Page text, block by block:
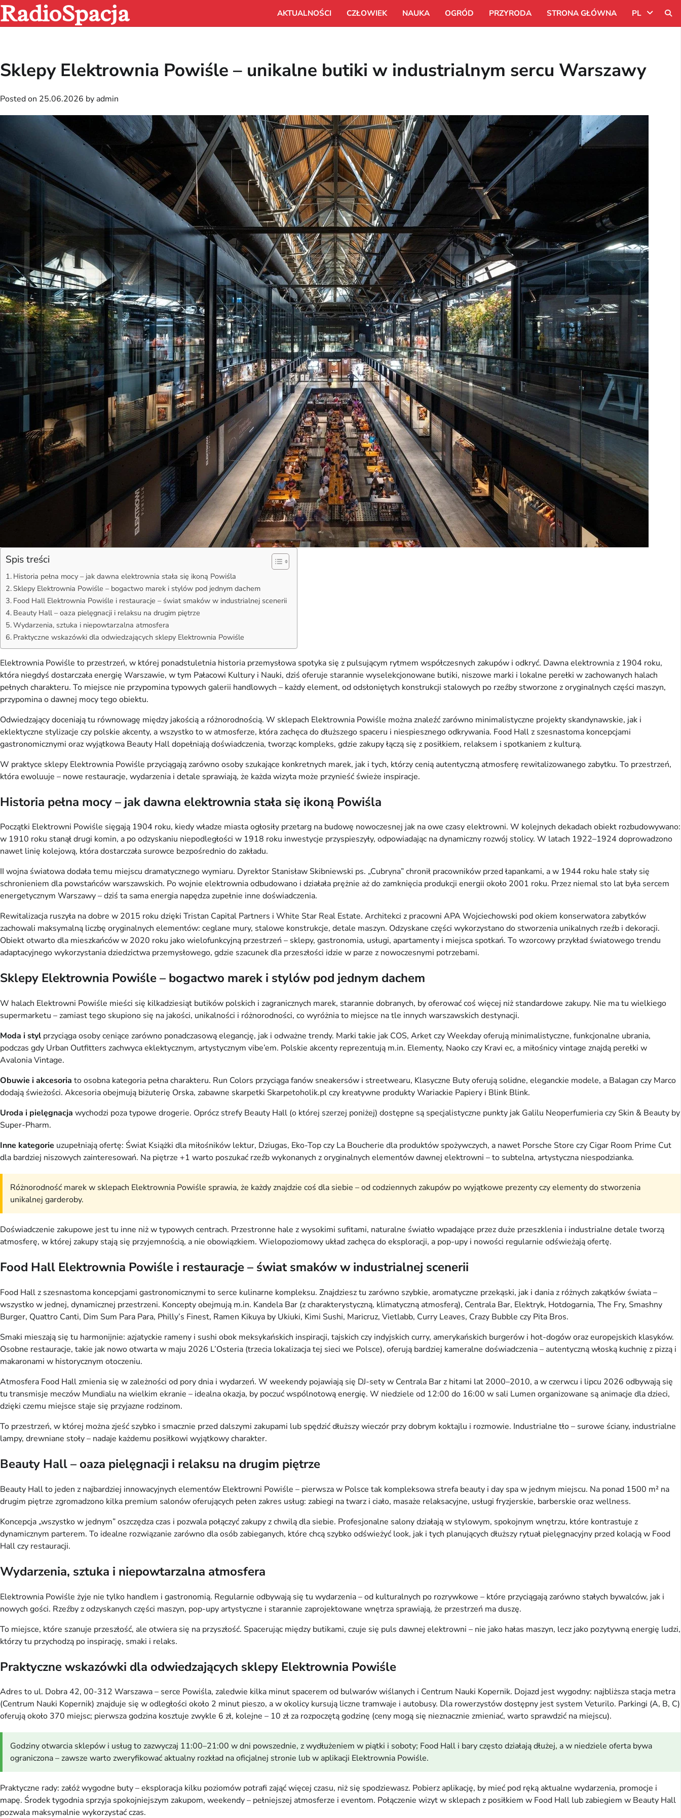
Skip
to
content
RadioSpacja AKTUALNOŚCI CZŁOWIEK NAUKA OGRÓD PRZYRODA STRONA GŁÓWNA PL
Ru
Sklepy Elektrownia Powiśle – unikalne butiki w industrialnym sercu Warszawy
Posted on 25.06.2026 by admin
Spis treści
Historia pełna mocy – jak dawna elektrownia stała się ikoną Powiśla
Sklepy Elektrownia Powiśle – bogactwo marek i stylów pod jednym dachem
Food Hall Elektrownia Powiśle i restauracje – świat smaków w industrialnej scenerii
Beauty Hall – oaza pielęgnacji i relaksu na drugim piętrze
Wydarzenia, sztuka i niepowtarzalna atmosfera
Praktyczne wskazówki dla odwiedzających sklepy Elektrownia Powiśle
Elektrownia Powiśle to przestrzeń, w której ponadstuletnia historia przemysłowa spotyka się z pulsującym rytmem współczesnych zakupów i odkryć. Dawna elektrownia z 1904 roku,
która niegdyś dostarczała energię Warszawie, w tym Pałacowi Kultury i Nauki, dziś oferuje starannie wyselekcjonowane butiki, niszowe marki i lokalne perełki w zachowanych halach
pełnych charakteru. To miejsce nie przypomina typowych galerii handlowych – każdy element, od odsłoniętych konstrukcji stalowych po rzeźby stworzone z oryginalnych części maszyn,
przypomina o dawnej mocy tego obiektu.
Odwiedzający doceniają tu równowagę między jakością a różnorodnością. W sklepach Elektrownia Powiśle można znaleźć zarówno minimalistyczne projekty skandynawskie, jak i
eklektyczne stylizacje czy polskie akcenty, a wszystko to w atmosferze, która zachęca do dłuższego spaceru i niespiesznego odkrywania. Food Hall z szesnastoma koncepcjami
gastronomicznymi oraz wyjątkowa Beauty Hall dopełniają doświadczenia, tworząc kompleks, gdzie zakupy łączą się z posiłkiem, relaksem i spotkaniem z kulturą.
W praktyce sklepy Elektrownia Powiśle przyciągają zarówno osoby szukające konkretnych marek, jak i tych, którzy cenią autentyczną atmosferę rewitalizowanego zabytku. To przestrzeń,
która ewoluuje – nowe restauracje, wydarzenia i detale sprawiają, że każda wizyta może przynieść świeże inspiracje.
Historia pełna mocy – jak dawna elektrownia stała się ikoną Powiśla
Początki Elektrowni Powiśle sięgają 1904 roku, kiedy władze miasta ogłosiły przetarg na budowę nowoczesnej jak na owe czasy elektrowni. W kolejnych dekadach obiekt rozbudowywano:
w 1910 roku stanął drugi komin, a po odzyskaniu niepodległości w 1918 roku inwestycje przyspieszyły, odpowiadając na dynamiczny rozwój stolicy. W latach 1922–1924 doprowadzono
nawet linię kolejową, która dostarczała surowce bezpośrednio do zakładu.
II wojna światowa dodała temu miejscu dramatycznego wymiaru. Dyrektor Stanisław Skibniewski ps. „Cubryna” chronił pracowników przed łapankami, a w 1944 roku hale stały się
schronieniem dla powstańców warszawskich. Po wojnie elektrownia odbudowano i działała prężnie aż do zamknięcia produkcji energii około 2001 roku. Przez niemal sto lat była sercem
energetycznym Warszawy – dziś ta sama energia napędza zupełnie inne doświadczenia.
Rewitalizacja ruszyła na dobre w 2015 roku dzięki Tristan Capital Partners i White Star Real Estate. Architekci z pracowni APA Wojciechowski pod okiem konserwatora zabytków
zachowali maksymalną liczbę oryginalnych elementów: ceglane mury, stalowe konstrukcje, detale maszyn. Odzyskane części wykorzystano do stworzenia unikalnych rzeźb i dekoracji.
Obiekt otwarto dla mieszkańców w 2020 roku jako wielofunkcyjną przestrzeń – sklepy, gastronomia, usługi, apartamenty i miejsca spotkań. To wzorcowy przykład światowego trendu
adaptacyjnego wykorzystania dziedzictwa przemysłowego, gdzie szacunek dla przeszłości idzie w parze z nowoczesnymi potrzebami.
Sklepy Elektrownia Powiśle – bogactwo marek i stylów pod jednym dachem
W halach Elektrowni Powiśle mieści się kilkadziesiąt butików polskich i zagranicznych marek, starannie dobranych, by oferować coś więcej niż standardowe zakupy. Nie ma tu wielkiego
supermarketu – zamiast tego skupiono się na jakości, unikalności i różnorodności, co wyróżnia to miejsce na tle innych warszawskich destynacji.
Moda i styl przyciąga osoby ceniące zarówno ponadczasową elegancję, jak i odważne trendy. Marki takie jak COS, Arket czy Weekday oferują minimalistyczne, funkcjonalne ubrania,
podczas gdy Urban Outfitters zachwyca eklektycznym, artystycznym vibe’em. Polskie akcenty reprezentują m.in. Elementy, Naoko czy Kravi ec, a miłośnicy vintage znajdą perełki w
Avalonia Vintage.
Obuwie i akcesoria to osobna kategoria pełna charakteru. Run Colors przyciąga fanów sneakersów i streetwearu, Klasyczne Buty oferują solidne, eleganckie modele, a Balagan czy Marco
dodają świeżości. Akcesoria obejmują biżuterię Orska, zabawne skarpetki Skarpetoholik.pl czy kreatywne produkty Wariackie Papiery i Blink Blink.
Uroda i pielęgnacja wychodzi poza typowe drogerie. Oprócz strefy Beauty Hall (o której szerzej poniżej) dostępne są specjalistyczne punkty jak Galilu Neoperfumieria czy Skin & Beauty by
Super-Pharm.
Inne kategorie uzupełniają ofertę: Świat Książki dla miłośników lektur, Dziugas, Eko-Top czy La Boucherie dla produktów spożywczych, a nawet Porsche Store czy Cigar Room Prime Cut
dla bardziej niszowych zainteresowań. Na piętrze +1 warto poszukać rzeźb wykonanych z oryginalnych elementów dawnej elektrowni – to subtelna, artystyczna niespodzianka.
Różnorodność marek w sklepach Elektrownia Powiśle sprawia, że każdy znajdzie coś dla siebie – od codziennych zakupów po wyjątkowe prezenty czy elementy do stworzenia
unikalnej garderoby.
Doświadczenie zakupowe jest tu inne niż w typowych centrach. Przestronne hale z wysokimi sufitami, naturalne światło wpadające przez duże przeszklenia i industrialne detale tworzą
atmosferę, w której zakupy stają się przyjemnością, a nie obowiązkiem. Wielopoziomowy układ zachęca do eksploracji, a pop-upy i nowości regularnie odświeżają ofertę.
Food Hall Elektrownia Powiśle i restauracje – świat smaków w industrialnej scenerii
Food Hall z szesnastoma koncepcjami gastronomicznymi to serce kulinarne kompleksu. Znajdziesz tu zarówno szybkie, aromatyczne przekąski, jak i dania z różnych zakątków świata –
wszystko w jednej, dynamicznej przestrzeni. Koncepty obejmują m.in. Kandela Bar (z charakterystyczną, klimatyczną atmosferą), Centrala Bar, Elektryk, Hotdogarnia, The Fry, Smashny
Burger, Quattro Canti, Dim Sum Para Para, Philly’s Finest, Ramen Kikuya by Ukiuki, Kimi Sushi, Maricruz, Vietlabb, Curry Leaves, Crazy Bubble czy Pita Bros.
Smaki mieszają się tu harmonijnie: azjatyckie rameny i sushi obok meksykańskich inspiracji, tajskich czy indyjskich curry, amerykańskich burgerów i hot-dogów oraz europejskich klasyków.
Osobne restauracje, takie jak nowo otwarta w maju 2026 L’Osteria (trzecia lokalizacja tej sieci we Polsce), oferują bardziej kameralne doświadczenia – autentyczną włoską kuchnię z pizzą i
makaronami w historycznym otoczeniu.
Atmosfera Food Hall zmienia się w zależności od pory dnia i wydarzeń. W weekendy pojawiają się DJ-sety w Centrala Bar z hitami lat 2000–2010, a w czerwcu i lipcu 2026 odbywają się
tu transmisje meczów Mundialu na wielkim ekranie – idealna okazja, by poczuć wspólnotową energię. W niedziele od 12:00 do 16:00 w sali Lumen organizowane są animacje dla dzieci,
dzięki czemu miejsce staje się przyjazne rodzinom.
To przestrzeń, w której można zjeść szybko i smacznie przed dalszymi zakupami lub spędzić dłuższy wieczór przy dobrym koktajlu i rozmowie. Industrialne tło – surowe ściany, industrialne
lampy, drewniane stoły – nadaje każdemu posiłkowi wyjątkowy charakter.
Beauty Hall – oaza pielęgnacji i relaksu na drugim piętrze
Beauty Hall to jeden z najbardziej innowacyjnych elementów Elektrowni Powiśle – pierwsza w Polsce tak kompleksowa strefa beauty i day spa w jednym miejscu. Na ponad 1500 m² na
drugim piętrze zgromadzono kilka premium salonów oferujących pełen zakres usług: zabiegi na twarz i ciało, masaże relaksacyjne, usługi fryzjerskie, barberskie oraz wellness.
Koncepcja „wszystko w jednym” oszczędza czas i pozwala połączyć zakupy z chwilą dla siebie. Profesjonalne salony działają w stylowym, spokojnym wnętrzu, które kontrastuje z
dynamicznym parterem. To idealne rozwiązanie zarówno dla osób zabieganych, które chcą szybko odświeżyć look, jak i tych planujących dłuższy rytuał pielęgnacyjny przed kolacją w Food
Hall czy restauracji.
Wydarzenia, sztuka i niepowtarzalna atmosfera
Elektrownia Powiśle żyje nie tylko handlem i gastronomią. Regularnie odbywają się tu wydarzenia – od kulturalnych po rozrywkowe – które przyciągają zarówno stałych bywalców, jak i
nowych gości. Rzeźby z odzyskanych części maszyn, pop-upy artystyczne i starannie zaprojektowane wnętrza sprawiają, że przestrzeń ma duszę.
To miejsce, które szanuje przeszłość, ale otwiera się na przyszłość. Spacerując między butikami, czuje się puls dawnej elektrowni – nie jako hałas maszyn, lecz jako pozytywną energię ludzi,
którzy tu przychodzą po inspirację, smaki i relaks.
Praktyczne wskazówki dla odwiedzających sklepy Elektrownia Powiśle
Adres to ul. Dobra 42, 00-312 Warszawa – serce Powiśla, zaledwie kilka minut spacerem od bulwarów wiślanych i Centrum Nauki Kopernik. Dojazd jest wygodny: najbliższa stacja metra
(Centrum Nauki Kopernik) znajduje się w odległości około 2 minut pieszo, a w okolicy kursują liczne tramwaje i autobusy. Dla rowerzystów dostępny jest system Veturilo. Parkingi (A, B, C)
oferują około 370 miejsc; pierwsza godzina kosztuje zwykle 6 zł, kolejne – 10 zł za rozpoczętą godzinę (ceny mogą się nieznacznie zmieniać, warto sprawdzić na miejscu).
Godziny otwarcia sklepów i usług to zazwyczaj 11:00–21:00 w dni powszednie, z wydłużeniem w piątki i soboty; Food Hall i bary często działają dłużej, a w niedziele oferta bywa
ograniczona – zawsze warto zweryfikować aktualny rozkład na oficjalnej stronie lub w aplikacji Elektrownia Powiśle.
Praktyczne rady: załóż wygodne buty – eksploracja kilku poziomów potrafi zająć więcej czasu, niż się spodziewasz. Pobierz aplikację, by mieć pod ręką aktualne wydarzenia, promocje i
mapę. Środek tygodnia sprzyja spokojniejszym zakupom, weekendy – pełniejszej atmosferze i eventom. Połączenie wizyt w sklepach z posiłkiem w Food Hall lub zabiegiem w Beauty Hall
pozwala maksymalnie wykorzystać czas.